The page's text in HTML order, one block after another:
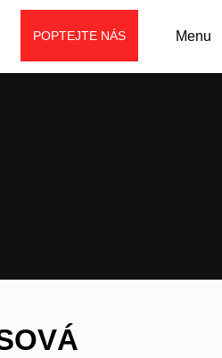
Menu
POPTEJTE NÁS